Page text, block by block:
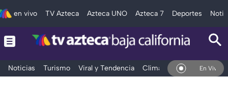
en vivo TV Azteca Azteca UNO Azteca 7 Deportes
Noticias Turismo Viral y Tendencia Clima DeportesEn Vivo